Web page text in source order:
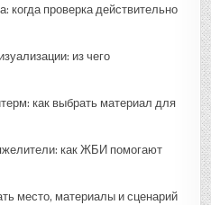
когда проверка действительно
из чего
как выбрать материал для
как ЖБИ помогают
место, материалы и сценарий